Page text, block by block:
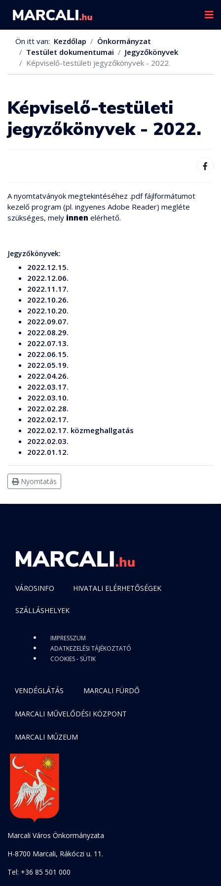
Ön itt van: Kezdőlap
Önkormányzat
Testület dokumentumai
Jegyzőkönyvek
Képviselő-testületi jegyzőkönyvek - 2022.
Képviselő-testületi
jegyzőkönyvek - 2022.
A nyomtatványok megtekintéséhez .pdf fájlformátumot
kezelő program (pl. ingyenes Adobe Reader) megléte
szükséges, mely innen elérhető.
Jegyzőkönyvek:
2022.12.15.
2022.12.06.
2022.11.17.
2022.10.26.
2022.10.20.
2022.09.07.
2022.08.29.
2022.07.13.
2022.06.15.
2022.05.19.
2022.04.26.
2022.03.17.
2022.03.10.
2022.02.28.
2022.02.17.
2022.02.17. közmeghallgatás
2022.02.03.
2022.01.12.
Nyomtatás
VÁROSINFO HIVATALI ELÉRHETŐSÉGEK
SZÁLLÁSHELYEK
IMPRESSZUM
ADATKEZELÉSI TÁJÉKOZTATÓ
COOKIES - SÜTIK
VENDÉGLÁTÁS MARCALI FÜRDŐ
MARCALI MŰVELŐDÉSI KÖZPONT
MARCALI MÚZEUM
Marcali Város Önkormányzata
H-8700 Marcali, Rákóczi u. 11.
Tel: +36 85 501 000